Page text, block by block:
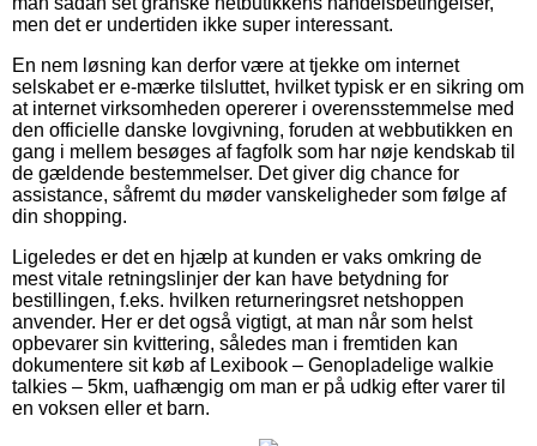
men det er undertiden ikke super interessant.
En nem løsning kan derfor være at tjekke om internet
selskabet er e-mærke tilsluttet, hvilket typisk er en sikring om
at internet virksomheden opererer i overensstemmelse med
den officielle danske lovgivning, foruden at webbutikken en
gang i mellem besøges af fagfolk som har nøje kendskab til
de gældende bestemmelser. Det giver dig chance for
assistance, såfremt du møder vanskeligheder som følge af
din shopping.
Ligeledes er det en hjælp at kunden er vaks omkring de
mest vitale retningslinjer der kan have betydning for
bestillingen, f.eks. hvilken returneringsret netshoppen
anvender. Her er det også vigtigt, at man når som helst
opbevarer sin kvittering, således man i fremtiden kan
dokumentere sit køb af Lexibook – Genopladelige walkie
talkies – 5km, uafhængig om man er på udkig efter varer til
en voksen eller et barn.